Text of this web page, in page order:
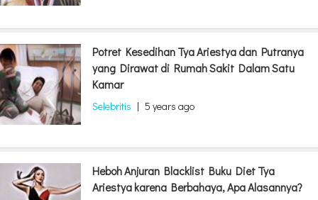
Potret Kesedihan Tya Ariestya dan Putranya
yang Dirawat di Rumah Sakit Dalam Satu
Kamar
Selebritis | 5 years ago
Heboh Anjuran Blacklist Buku Diet Tya
Ariestya karena Berbahaya, Apa Alasannya?